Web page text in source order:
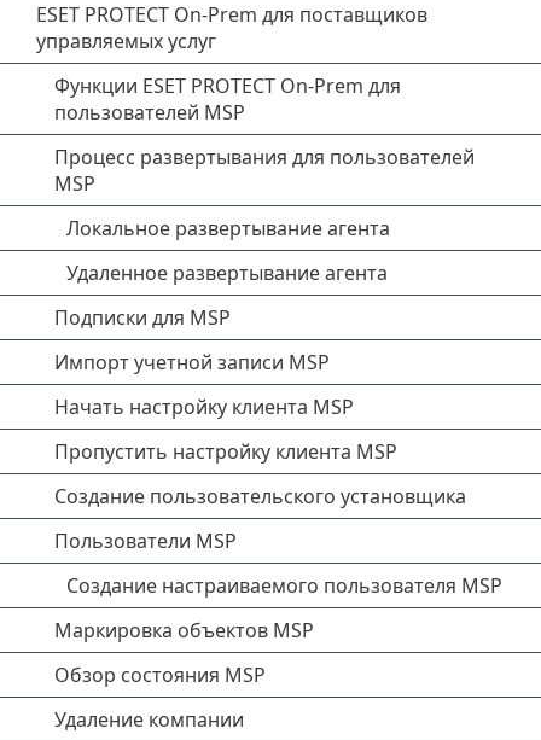
ESET PROTECT On-Prem для поставщиков
управляемых услуг
Функции ESET PROTECT On-Prem для
пользователей MSP
Процесс развертывания для пользователей
MSP
Локальное развертывание агента
Удаленное развертывание агента
Подписки для MSP
Импорт учетной записи MSP
Начать настройку клиента MSP
Пропустить настройку клиента MSP
Создание пользовательского установщика
Пользователи MSP
Создание настраиваемого пользователя MSP
Маркировка объектов MSP
Обзор состояния MSP
Удаление компании